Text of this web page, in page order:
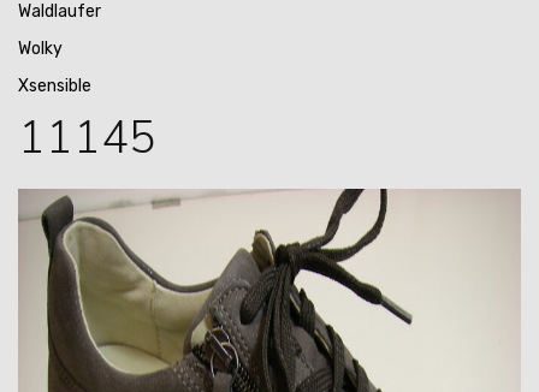
Waldlaufer
Wolky
Xsensible
11145